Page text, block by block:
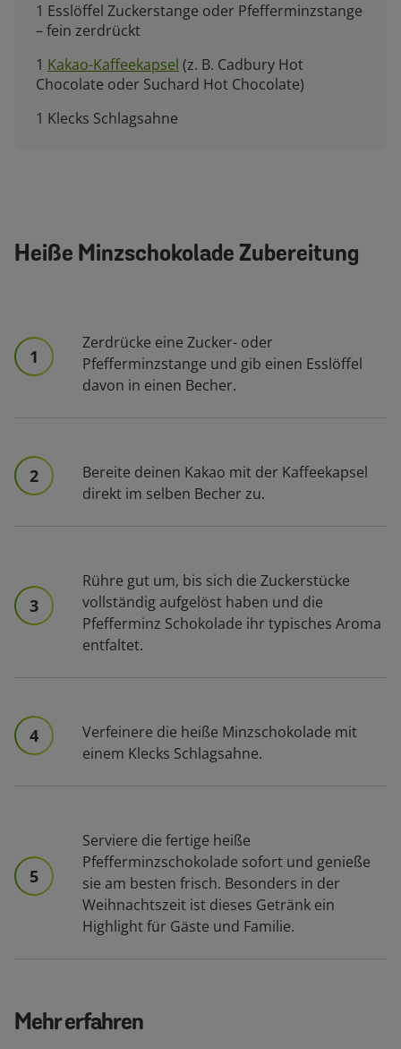
1 Esslöffel Zuckerstange oder Pfefferminzstange
– fein zerdrückt
1 Kakao-Kaffeekapsel (z. B. Cadbury Hot
Chocolate oder Suchard Hot Chocolate)
1 Klecks Schlagsahne
Heiße Minzschokolade Zubereitung
1
Zerdrücke eine Zucker- oder
Pfefferminzstange und gib einen Esslöffel
davon in einen Becher.
2
Bereite deinen Kakao mit der Kaffeekapsel
direkt im selben Becher zu.
3
Rühre gut um, bis sich die Zuckerstücke
vollständig aufgelöst haben und die
Pfefferminz Schokolade ihr typisches Aroma
entfaltet.
4
Verfeinere die heiße Minzschokolade mit
einem Klecks Schlagsahne.
5
Serviere die fertige heiße
Pfefferminzschokolade sofort und genieße
sie am besten frisch. Besonders in der
Weihnachtszeit ist dieses Getränk ein
Highlight für Gäste und Familie.
Mehr erfahren